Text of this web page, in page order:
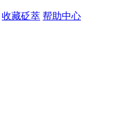
收藏砭萃 帮助中心